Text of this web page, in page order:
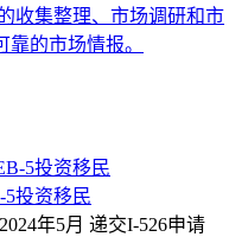
收集整理、市场调研和市
的市场情报。
5投资移民
年5月 递交I-526申请